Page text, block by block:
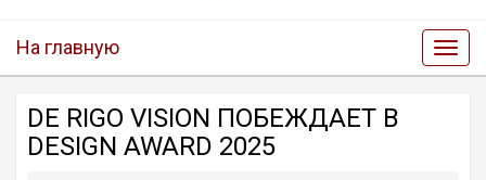
На главную
DE RIGO VISION ПОБЕЖДАЕТ В
DESIGN AWARD 2025